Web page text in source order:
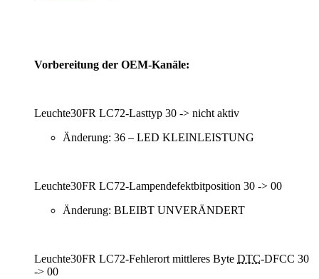
Vorbereitung der OEM-Kanäle:
Leuchte30FR LC72-Lasttyp 30 -> nicht aktiv
Änderung: 36 – LED KLEINLEISTUNG
Leuchte30FR LC72-Lampendefektbitposition 30 -> 00
Änderung: BLEIBT UNVERÄNDERT
Leuchte30FR LC72-Fehlerort mittleres Byte DTC-DFCC 30
-> 00